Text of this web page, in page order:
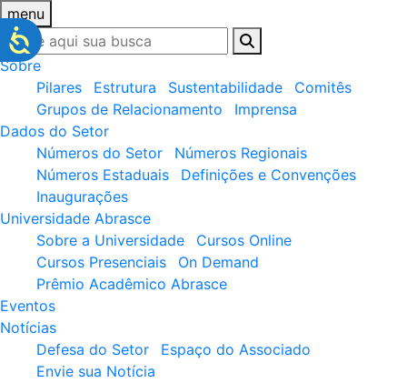
menu
Sobre
Pilares
Estrutura Sustentabilidade
Comitês
Grupos de Relacionamento
Imprensa
Dados do Setor
Números do Setor
Números Regionais
Números Estaduais
Definições e Convenções
Inaugurações
Universidade Abrasce
Sobre a Universidade
Cursos Online
Cursos Presenciais
On Demand
Prêmio Acadêmico Abrasce
Eventos
Notícias
Defesa do Setor
Espaço do Associado
Envie sua Notícia